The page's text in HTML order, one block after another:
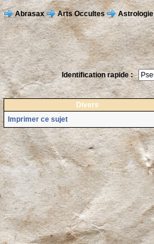
Abrasax Arts Occultes Astrologie
Identification rapide :
Divers
Imprimer ce sujet